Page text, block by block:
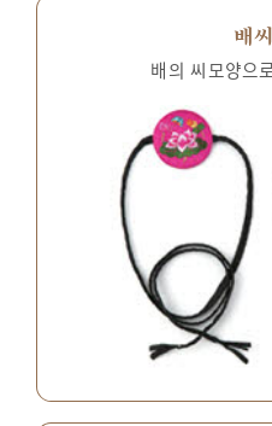
배
배의 씨모양으